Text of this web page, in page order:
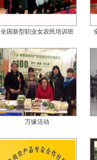
全国新型职业女农民培训班
万缘活动